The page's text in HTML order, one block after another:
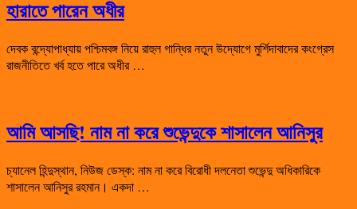
হারাতে পারেন অধীর
দেবক বন্দ্যোপাধ্যায় পশ্চিমবঙ্গ নিয়ে রাহুল গান্ধির নতুন উদ্যোগে মুর্শিদাবাদের কংগ্রেস
রাজনীতিতে খর্ব হতে পারে অধীর …
আমি আসছি! নাম না করে শুভেন্দুকে শাসালেন আনিসুর
চ্যানেল হিন্দুস্থান, নিউজ ডেস্ক: নাম না করে বিরোধী দলনেতা শুভেন্দু অধিকারিকে
শাসালেন আনিসুর রহমান। একদা …